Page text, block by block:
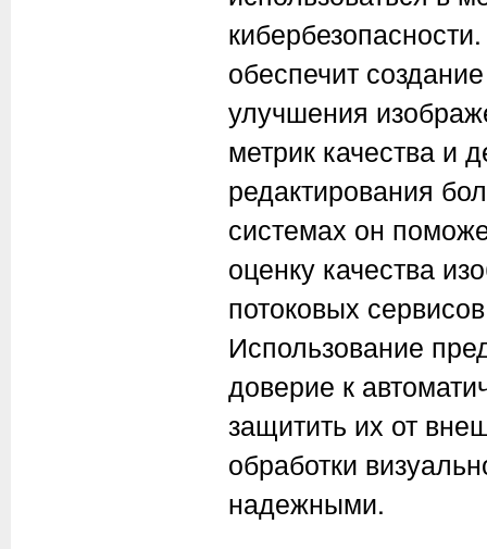
обеспечит
улучшения
метрик качества и
редактирования
системах он
оценку качества
потоковых
Использование
доверие к
защитить их от
обработки
надежными.